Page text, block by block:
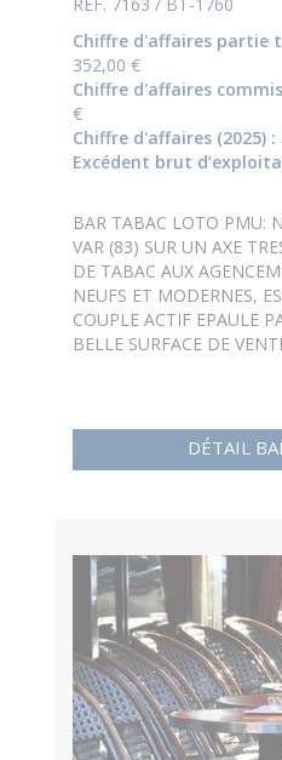
Chiffre d'affaires partie
352,00 €
Chiffre d'affaires
€
Chiffre d'affaires (2025) :
Excédent brut
BAR TABAC LOTO PMU:
VAR (83) SUR UN AXE
DE TABAC AUX
NEUFS ET MODERNES,
COUPLE ACTIF EPAULE
BELLE SURFACE DE
DÉTAIL